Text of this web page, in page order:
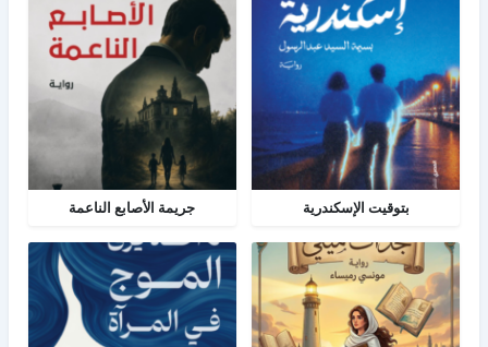
بتوقيت الإسكندرية جريمة الأصابع الناعمة